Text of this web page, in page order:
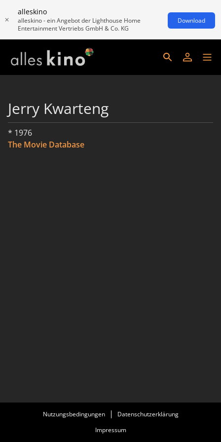
alleskino
alleskino - ein Angebot der Lighthouse Home
Entertainment Vertriebs GmbH & Co. KG
Download
Jerry Kwarteng
* 1976
The Movie Database
Nutzungsbedingungen
Datenschutzerklärung
Impressum